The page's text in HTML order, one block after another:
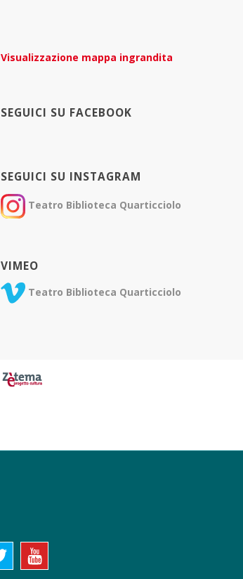
Visualizzazione mappa ingrandita
SEGUICI SU FACEBOOK
SEGUICI SU INSTAGRAM
Teatro Biblioteca Quarticciolo
VIMEO
Teatro Biblioteca Quarticciolo